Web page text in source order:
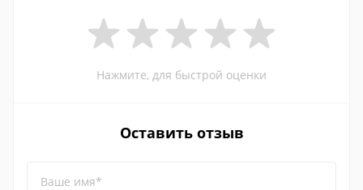
Нажмите, для быстрой оценки
Оставить отзыв
Ваше имя*